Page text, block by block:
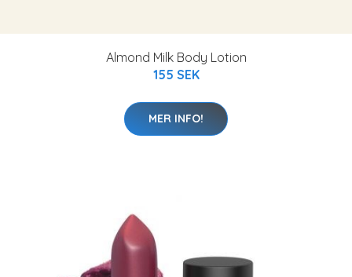
Almond Milk Body Lotion
155 SEK
MER INFO!